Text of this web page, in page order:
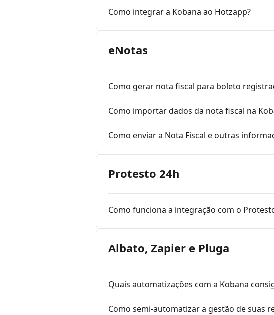
Como integrar a Kobana ao Hotzapp?
eNotas
Como gerar nota fiscal para boleto
Como importar dados da nota fiscal na
Como enviar a Nota Fiscal e outras
Protesto 24h
Como funciona a integração com o
Albato, Zapier e Pluga
Quais automatizações com a Kobana
Como semi-automatizar a gestão de suas